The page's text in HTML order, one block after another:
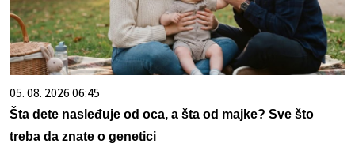
05. 08. 2026 06:45
Šta dete nasleđuje od oca, a šta od majke? Sve što
treba da znate o genetici